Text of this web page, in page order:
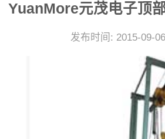
YuanMore元茂电子顶
发布时间: 2015-09-